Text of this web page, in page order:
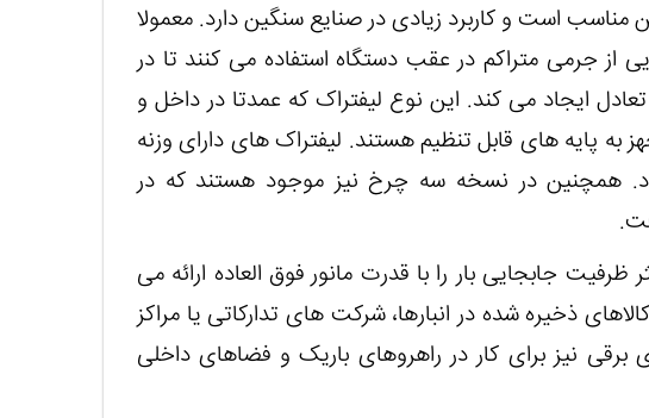
مناسب است و کاربرد زیادی در صنایع سنگین دارد. معمولا
از جرمی متراکم در عقب دستگاه استفاده می کنند تا در
ایجاد می کند. این نوع لیفتراک که عمدتا در داخل و
پایه های قابل تنظیم هستند. لیفتراک های دارای وزنه
همچنین در نسخه سه چرخ نیز موجود هستند که در
ظرفیت جابجایی بار را با قدرت مانور فوق العاده ارائه می
ذخیره شده در انبارها، شرکت های تدارکاتی یا مراکز
برقی نیز برای کار در راهروهای باریک و فضاهای داخلی